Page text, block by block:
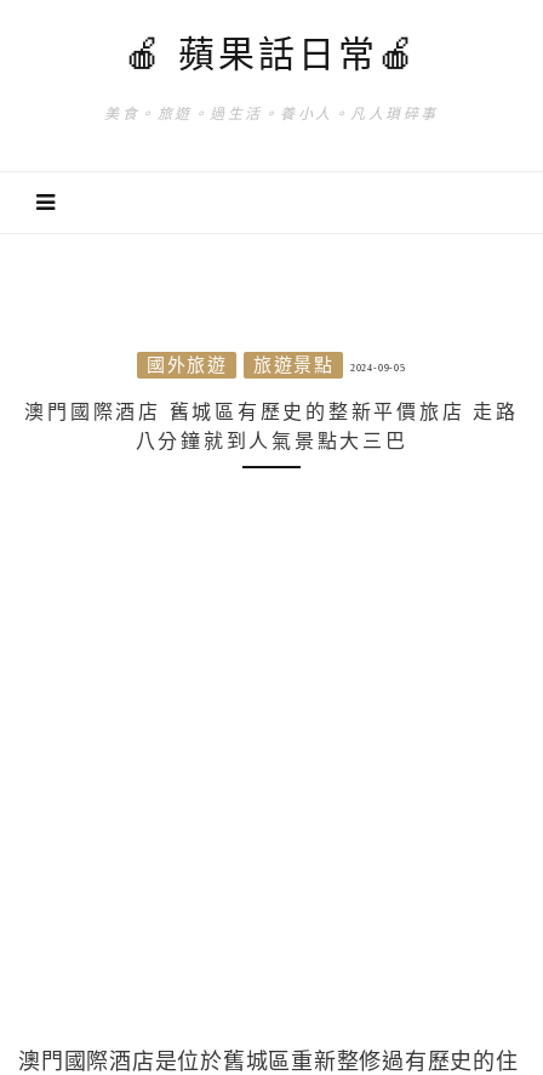
🍎 蘋果話日常🍎
美食。旅遊。過生活。養小人。凡人瑣碎事
國外旅遊 旅遊景點 2024-09-05
澳門國際酒店 舊城區有歷史的整新平價旅店 走路
八分鐘就到人氣景點大三巴
澳門國際酒店是位於舊城區重新整修過有歷史的住